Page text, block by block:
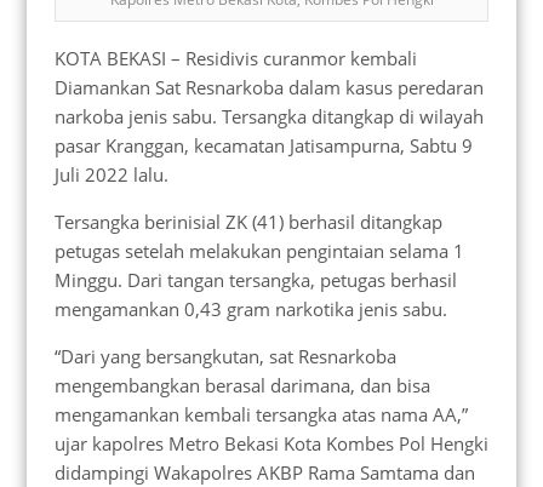
KOTA BEKASI – Residivis curanmor kembali
Diamankan Sat Resnarkoba dalam kasus peredaran
narkoba jenis sabu. Tersangka ditangkap di wilayah
pasar Kranggan, kecamatan Jatisampurna, Sabtu 9
Juli 2022 lalu.
Tersangka berinisial ZK (41) berhasil ditangkap
petugas setelah melakukan pengintaian selama 1
Minggu. Dari tangan tersangka, petugas berhasil
mengamankan 0,43 gram narkotika jenis sabu.
“Dari yang bersangkutan, sat Resnarkoba
mengembangkan berasal darimana, dan bisa
mengamankan kembali tersangka atas nama AA,”
ujar kapolres Metro Bekasi Kota Kombes Pol Hengki
didampingi Wakapolres AKBP Rama Samtama dan